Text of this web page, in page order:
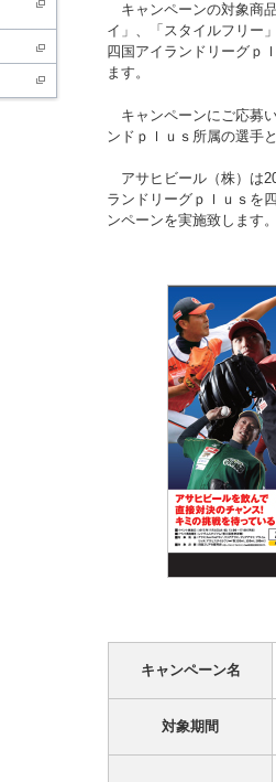
キャンペーンの対象商
イ」、「スタイルフリー
四国アイランドリーグｐ
ます。
キャンペーンにご応募
ンドｐｌｕｓ所属の選手
アサヒビール（株）は
ランドリーグｐｌｕｓを
ンペーンを実施致します
キャンペーン名
対象期間